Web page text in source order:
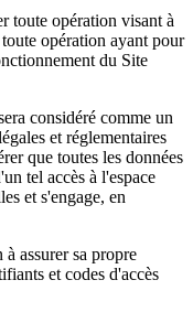
toute opération visant à
opération ayant pour
du Site
considéré comme un
et réglementaires
que toutes les données
tel accès à l'espace
et s'engage, en
assurer sa propre
et codes d'accès